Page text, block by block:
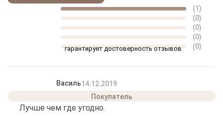
(1)
(0)
(0)
(0)
(0)
гарантирует достоверность отзывов
Василь14.12.2019
Лучше чем где угодно.